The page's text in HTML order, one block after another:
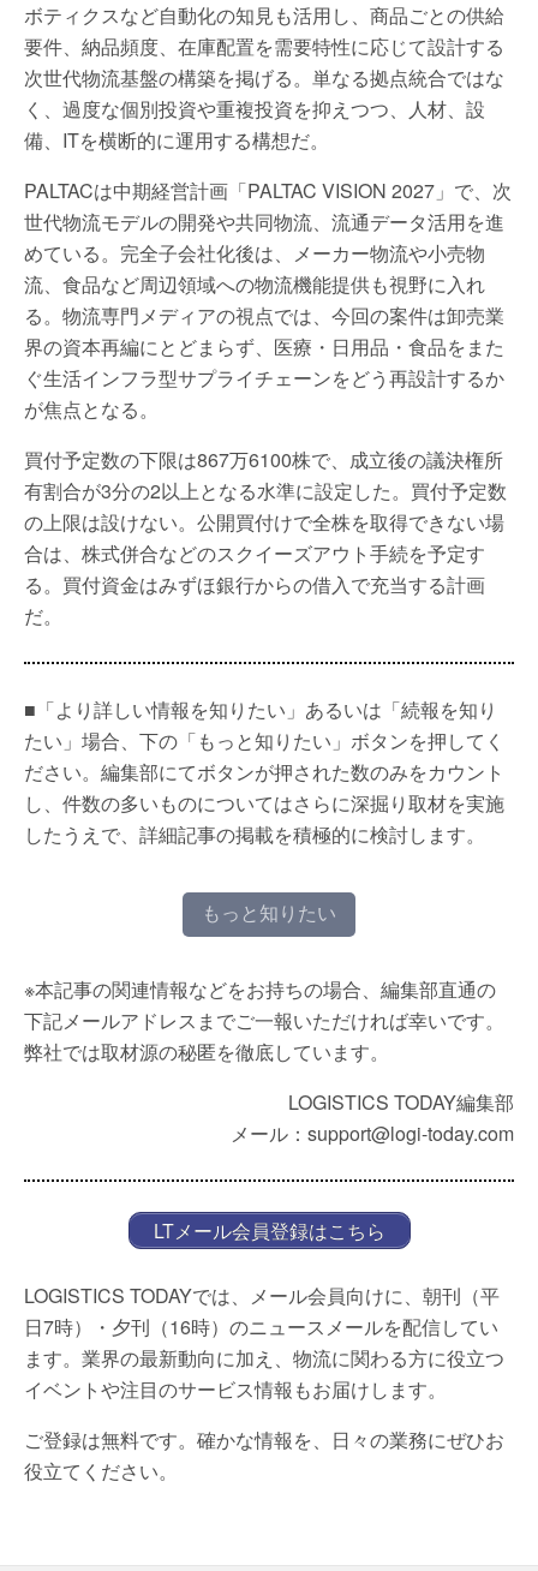
ボティクスなど自動化の知見も活用し、商品ごとの供給
要件、納品頻度、在庫配置を需要特性に応じて設計する
次世代物流基盤の構築を掲げる。単なる拠点統合ではな
く、過度な個別投資や重複投資を抑えつつ、人材、設
備、ITを横断的に運用する構想だ。
PALTACは中期経営計画「PALTAC VISION 2027」で、次
世代物流モデルの開発や共同物流、流通データ活用を進
めている。完全子会社化後は、メーカー物流や小売物
流、食品など周辺領域への物流機能提供も視野に入れ
る。物流専門メディアの視点では、今回の案件は卸売業
界の資本再編にとどまらず、医療・日用品・食品をまた
ぐ生活インフラ型サプライチェーンをどう再設計するか
が焦点となる。
買付予定数の下限は867万6100株で、成立後の議決権所
有割合が3分の2以上となる水準に設定した。買付予定数
の上限は設けない。公開買付けで全株を取得できない場
合は、株式併合などのスクイーズアウト手続を予定す
る。買付資金はみずほ銀行からの借入で充当する計画
だ。
■「より詳しい情報を知りたい」あるいは「続報を知り
たい」場合、下の「もっと知りたい」ボタンを押してく
ださい。編集部にてボタンが押された数のみをカウント
し、件数の多いものについてはさらに深掘り取材を実施
したうえで、詳細記事の掲載を積極的に検討します。
もっと知りたい
※本記事の関連情報などをお持ちの場合、編集部直通の
下記メールアドレスまでご一報いただければ幸いです。
弊社では取材源の秘匿を徹底しています。
LOGISTICS TODAY編集部
メール：support@logi-today.com
LTメール会員登録はこちら
LOGISTICS TODAYでは、メール会員向けに、朝刊（平
日7時）・夕刊（16時）のニュースメールを配信してい
ます。業界の最新動向に加え、物流に関わる方に役立つ
イベントや注目のサービス情報もお届けします。
ご登録は無料です。確かな情報を、日々の業務にぜひお
役立てください。